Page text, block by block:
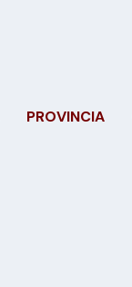
PROVINCIA